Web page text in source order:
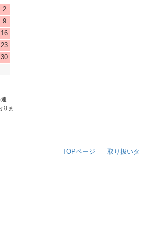
2
9
16
23
30
連
りま
TOPページ 取り扱い